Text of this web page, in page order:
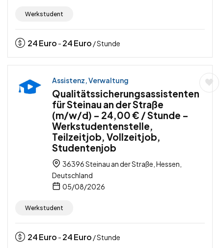
Werkstudent
24Euro - 24Euro / Stunde
Assistenz, Verwaltung
Qualitätssicherungsassistenten
für Steinau an der Straße
(m/w/d) – 24,00 € / Stunde –
Werkstudentenstelle,
Teilzeitjob, Vollzeitjob,
Studentenjob
36396 Steinau an der Straße, Hessen,
Deutschland
05/08/2026
Werkstudent
24Euro - 24Euro / Stunde